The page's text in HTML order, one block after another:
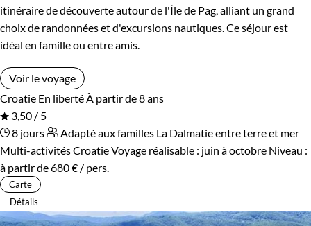
itinéraire de découverte autour de l'Île de Pag, alliant un grand
choix de randonnées et d'excursions nautiques. Ce séjour est
idéal en famille ou entre amis.
Voir le voyage
Croatie En liberté À partir de 8 ans
3,50 / 5
8 jours
Adapté aux familles La Dalmatie entre terre et mer
Multi-activités CroatieVoyage réalisable : juin à octobre Niveau :
à partir de680 € / pers.
Carte
Détails